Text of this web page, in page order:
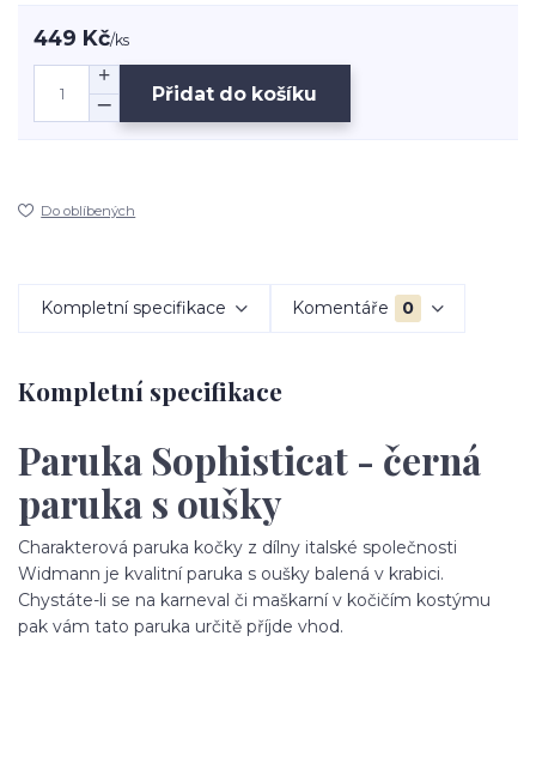
449 Kč/ks
Přidat do košíku
Do oblíbených
Kompletní specifikace Komentáře 0
Kompletní specifikace
Paruka Sophisticat - černá
paruka s oušky
Charakterová paruka kočky z dílny italské společnosti
Widmann je kvalitní paruka s oušky balená v krabici.
Chystáte-li se na karneval či maškarní v kočičím kostýmu
pak vám tato paruka určitě příjde vhod.